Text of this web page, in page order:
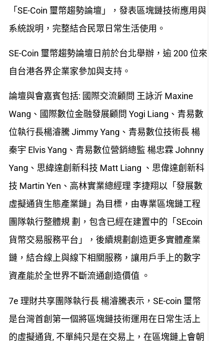
「SE-Coin 璽幣趨勢論壇」，發表區塊鏈技術應用與
系統說明，完整結合民眾日常生活使用。
SE-Coin 璽幣趨勢論壇日前於台北舉辦，逾 200 位來
自台港各界企業家參加與支持。
論壇與會嘉賓包括: 國際交流顧問 王詠沂 Maxine
Wang、國際數位金融發展顧問 Yogi Liang、青易數
位執行長楊濬騰 Jimmy Yang、青易數位技術長 楊
秦宇 Elvis Yang、青易數位營銷總監 楊忠霖 Johnny
Yang、思緯達創新科技 Matt Liang 、思偉達創新科
技 Martin Yen、高林實業總經理 李捷翔以「發展數
虛擬通貨生態產業鏈」為目標，由專業區塊鏈工程
團隊執行整體規 劃，包含已經在建置中的「SEcoin
貨幣交易服務平台」，後續規劃創造更多實體產業
鏈，結合線上與線下相關服務，讓用戶手上的數字
資產能於全世界不斷流通創造價值 。
7e 理財共享團隊執行長 楊濬騰表示，SE-coin 璽幣
是台灣首創第一個將區塊鏈技術運用在日常生活上
的虛擬通貨, 不單純只是在交易上，在區塊鏈上會朝